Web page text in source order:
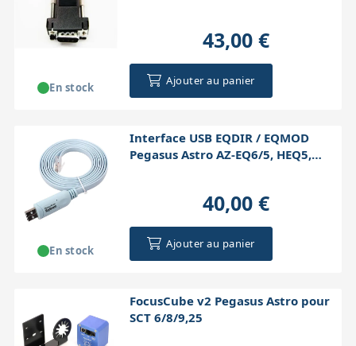
43,00 €
Ajouter au panier
En stock
Interface USB EQDIR / EQMOD
Pegasus Astro AZ-EQ6/5, HEQ5,
40,00 €
Ajouter au panier
En stock
FocusCube v2 Pegasus Astro pour
SCT 6/8/9,25